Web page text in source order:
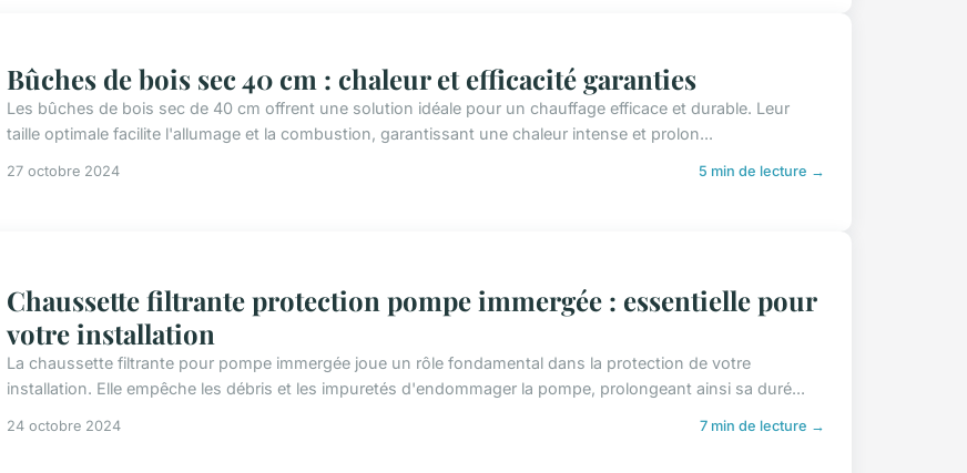
Bûches de bois sec 40 cm : chaleur et efficacité garanties
Les bûches de bois sec de 40 cm offrent une solution idéale pour un chauffage efficace et durable. Leur
taille optimale facilite l'allumage et la combustion, garantissant une chaleur intense et prolon...
27 octobre 2024 5 min de lecture →
Chaussette filtrante protection pompe immergée : essentielle pour
votre installation
La chaussette filtrante pour pompe immergée joue un rôle fondamental dans la protection de votre
installation. Elle empêche les débris et les impuretés d'endommager la pompe, prolongeant ainsi sa duré...
24 octobre 2024 7 min de lecture →